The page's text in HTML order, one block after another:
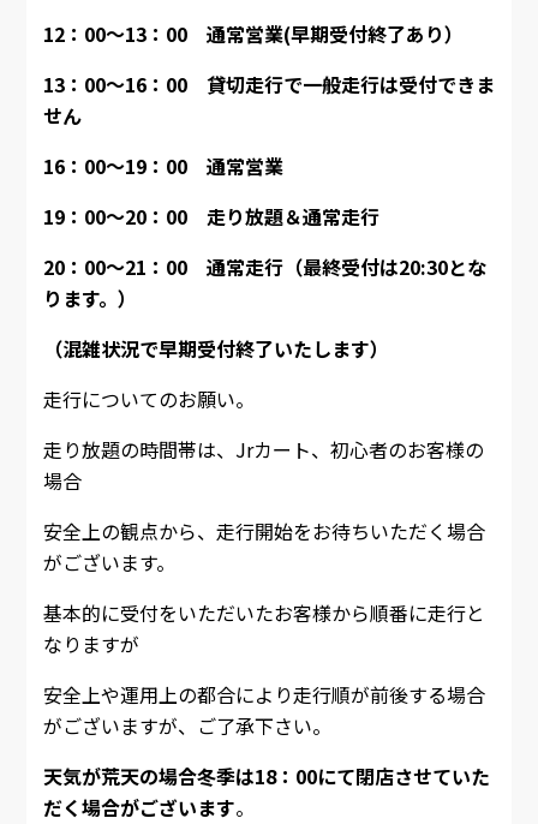
12：00～13：00
通常営業(早期受付終了あり）
13：00～16：00 貸切走行で一般走行は受付できま
せん
16：00～19：00 通常営業
19：00～20：00 走り放題＆通常走行
20：00～21：00 通常走行（最終受付は20:30とな
ります。）
（混雑状況で早期受付終了いたします）
走行についてのお願い。
走り放題の時間帯は、Jrカート、初心者のお客様の
場合
安全上の観点から、走行開始をお待ちいただく場合
がございます。
基本的に受付をいただいたお客様から順番に走行と
なりますが
安全上や運用上の都合により走行順が前後する場合
がございますが、ご了承下さい。
天気が荒天の場合冬季は18：00にて閉店させていた
だく場合がございます。